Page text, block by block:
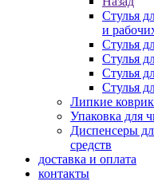
Стулья
и
Стулья
Стулья
Стулья
Стулья
Липкие
Упаковка для
Диспенсеры
средств
доставка и оплата
контакты